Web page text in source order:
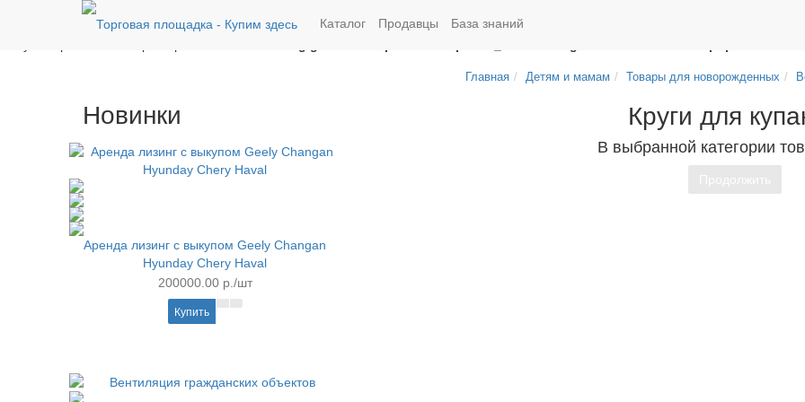
: implode(): Passing glue string after array is deprecated. Swap the parameters in
Parameter must be an array or an object that implements Countable in/home/g/groza707/kupimzdes.ru/public_html/catalog/model/
Каталог Продавцы База знаний
Новинки
Аренда лизинг с выкупом Geely Changan
Hyunday Chery Haval
200000.00 р./шт
Купить
Главная Детям и мамам Товары для новорожденных
Круги для
В выбранной категории